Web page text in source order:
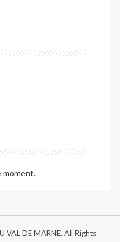
moment.
VAL DE MARNE. All Rights